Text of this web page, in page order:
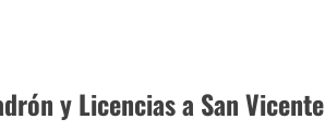
y Licencias a San Vicente